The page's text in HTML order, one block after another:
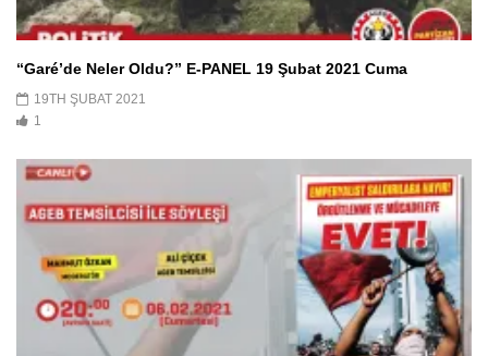
“Garé’de Neler Oldu?” E-PANEL 19 Şubat 2021 Cuma
19TH ŞUBAT 2021
1